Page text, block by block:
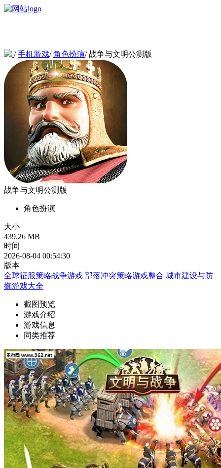
/手机游戏/角色扮演/战争与文明公测版
战争与文明公测版
角色扮演
大小
439.26 MB
时间
2026-08-04 00:54:30
版本
全球征服策略战争游戏 部落冲突策略游戏整合 城市建设与防
御游戏大全
截图预览
游戏介绍
游戏信息
同类推荐